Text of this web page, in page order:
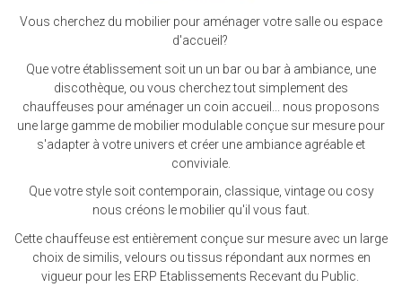
Vous cherchez du mobilier pour aménager votre salle ou espace
d'accueil?
Que votre établissement soit un un bar ou bar à ambiance, une
discothèque, ou vous cherchez tout simplement des
chauffeuses pour aménager un coin accueil... nous proposons
une large gamme de mobilier modulable conçue sur mesure pour
s'adapter à votre univers et créer une ambiance agréable et
conviviale.
Que votre style soit contemporain, classique, vintage ou cosy
nous créons le mobilier qu'il vous faut.
Cette chauffeuse est entièrement conçue sur mesure avec un large
choix de similis, velours ou tissus répondant aux normes en
vigueur pour les ERP Etablissements Recevant du Public.